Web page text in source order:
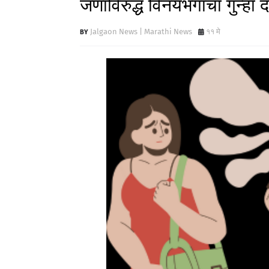
जणांविरुद्ध विनयभंगाचा गुन्हा
Jalgaon News | Marathi News ११ मे